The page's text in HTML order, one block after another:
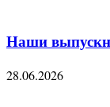
Наши
28.06.2026